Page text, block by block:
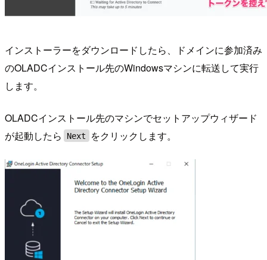
インストーラーをダウンロードしたら、ドメインに参加済み
のOLADCインストール先のWindowsマシンに転送して実行
します。
OLADCインストール先のマシンでセットアップウィザード
が起動したら
Next をクリックします。